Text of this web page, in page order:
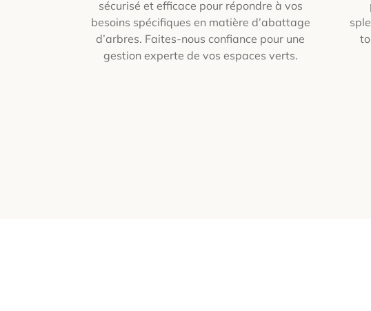
sécurisé et efficace pour répondre à vos
besoins spécifiques en matière d’abattage
d’arbres. Faites-nous confiance pour une
gestion experte de vos espaces verts.